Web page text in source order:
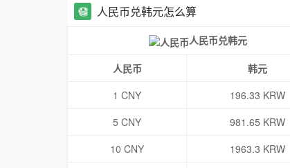
人民币兑韩元怎么算
人民币兑韩元
人民币 韩元
1 CNY
196.33 KRW
5 CNY
981.65 KRW
10 CNY
1963.3 KRW